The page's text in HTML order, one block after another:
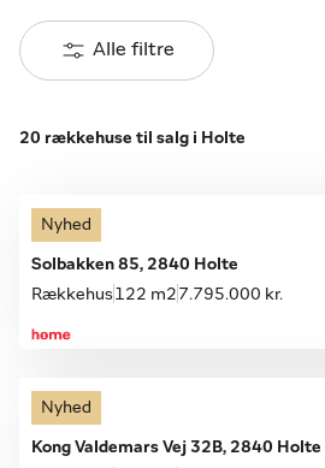
Alle filtre
20 rækkehuse til salg i Holte
Åbent hus med tilmelding
Nyhed
Solbakken 85, 2840 Holte
Rækkehus122 m2 7.795.000 kr.
Nyhed
Kong Valdemars Vej 32B, 2840 Holte